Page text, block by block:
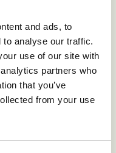
and ads, to
to analyse our traffic.
use of our site with
partners who
that you’ve
from your use